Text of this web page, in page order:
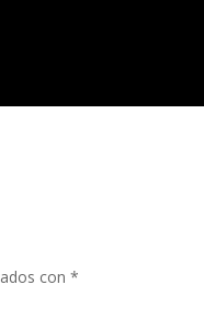
con*